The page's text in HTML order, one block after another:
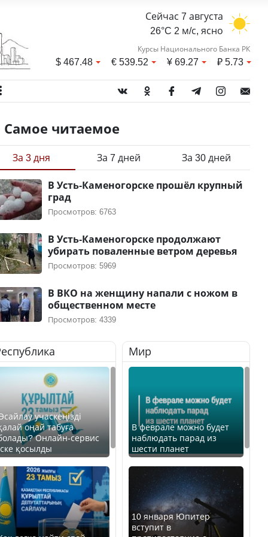
Сейчас 7 августа
26°C 2 м/с, ясно
Курсы Национального Банка РК
$467.48 €539.52 ¥69.27 ₽5.73
Самое читаемое
За 3 дня За 7 дней За 30 дней
В Усть-Каменогорске прошёл крупный
град
Просмотров: 6763
В Усть-Каменогорске продолжают
убирать поваленные ветром деревья
Просмотров: 5969
В ВКО на женщину напали с ножом в
общественном месте
Просмотров: 4339
учаскеңізді
оңай табуға
Онлайн-сервис
қосылды
Мир
В феврале можно будет
наблюдать парад из
шести планет
10 января Юпитер
вступит в